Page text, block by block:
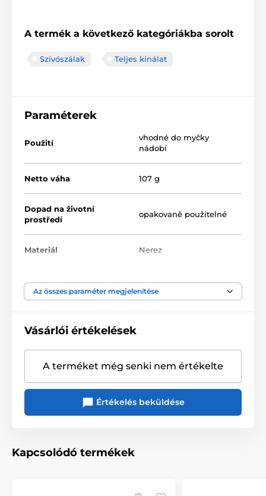
A termék a következő kategóriákba sorolt
Szívószálak Teljes kínálat
Paraméterek
Použití
vhodné do myčky
nádobí
Netto váha 107 g
Dopad na životní
prostředí
opakovaně použitelné
Materiál Nerez
Az összes paraméter megjelenítése
Vásárlói értékelések
A terméket még senki nem értékelte
Értékelés beküldése
Kapcsolódó termékek